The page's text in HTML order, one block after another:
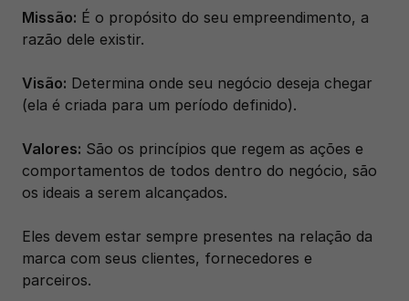
Missão: É o propósito do seu empreendimento, a
razão dele existir.
Visão: Determina onde seu negócio deseja chegar
(ela é criada para um período definido).
Valores: São os princípios que regem as ações e
comportamentos de todos dentro do negócio, são
os ideais a serem alcançados.
Eles devem estar sempre presentes na relação da
marca com seus clientes, fornecedores e
parceiros.